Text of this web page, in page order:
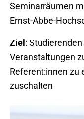
Seminarräumen
Ernst-Abbe-
Ziel :
Veranstaltungen
Referent:innen zu
zuschalten